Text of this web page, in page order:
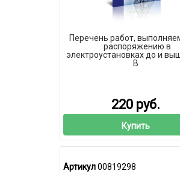
Перечень работ,
распоряжению в
электроустановках до и
В
220 руб.
Купить
Артикул00819298